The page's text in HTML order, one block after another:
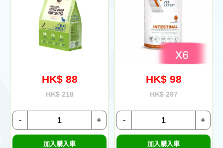
HK$ 88
HK$ 218
+
-
加入購入車
HK$ 98
HK$ 297
+
-
加入購入車